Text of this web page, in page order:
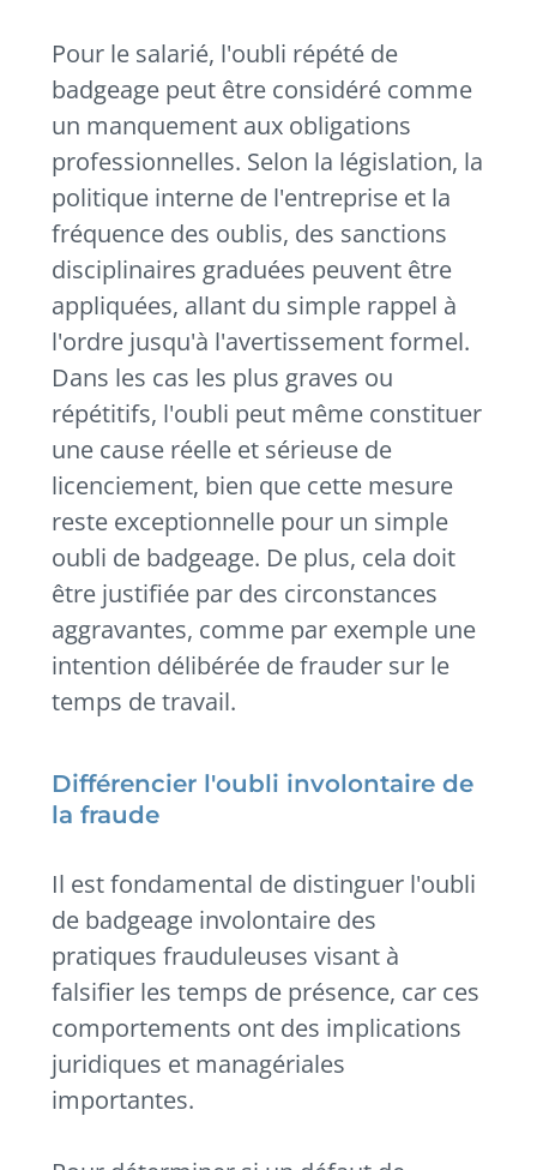
Pour le salarié, l'oubli répété de
badgeage peut être considéré comme
un manquement aux obligations
professionnelles. Selon la législation, la
politique interne de l'entreprise et la
fréquence des oublis, des sanctions
disciplinaires graduées peuvent être
appliquées, allant du simple rappel à
l'ordre jusqu'à l'avertissement formel.
Dans les cas les plus graves ou
répétitifs, l'oubli peut même constituer
une cause réelle et sérieuse de
licenciement, bien que cette mesure
reste exceptionnelle pour un simple
oubli de badgeage. De plus, cela doit
être justifiée par des circonstances
aggravantes, comme par exemple une
intention délibérée de frauder sur le
temps de travail.
Différencier l'oubli involontaire de
la fraude
Il est fondamental de distinguer l'oubli
de badgeage involontaire des
pratiques frauduleuses visant à
falsifier les temps de présence, car ces
comportements ont des implications
juridiques et managériales
importantes.